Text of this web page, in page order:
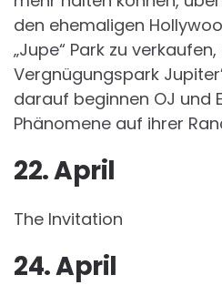
den ehemaligen
„Jupe“ Park zu
Vergnügungspark
darauf beginnen OJ und
Phänomene auf ihrer
22. April
The Invitation
24. April